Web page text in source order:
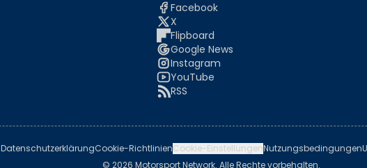
Facebook
X
Flipboard
Google News
Instagram
YouTube
RSS
DatenschutzerklärungCookie-RichtlinienCookie-EinstellungenNutzungsbedingungen
© 2026 Motorsport Network. Alle Rechte vorbehalten.